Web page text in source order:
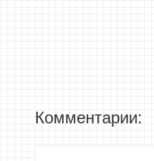
Комментарии: